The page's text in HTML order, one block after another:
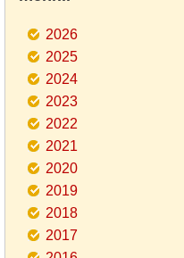
2026
2025
2024
2023
2022
2021
2020
2019
2018
2017